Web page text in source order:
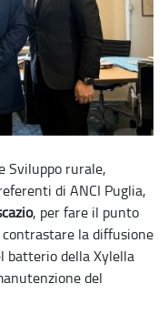
Sviluppo rurale,
di ANCI Puglia,
, per fare il punto
la diffusione
batterio della Xylella
del